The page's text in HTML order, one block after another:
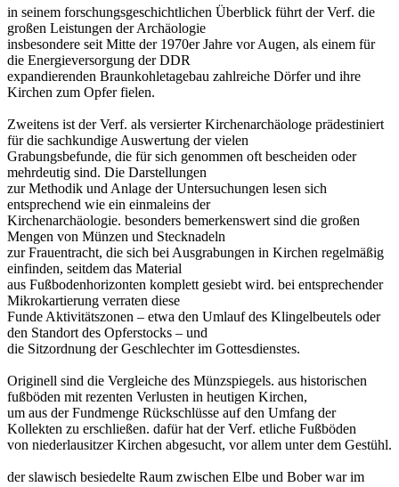
in seinem forschungsgeschichtlichen Überblick führt der Verf. die
großen Leistungen der Archäologie
insbesondere seit Mitte der 1970er Jahre vor Augen, als einem für
die Energieversorgung der DDR
expandierenden Braunkohletagebau zahlreiche Dörfer und ihre
Kirchen zum Opfer fielen.
Zweitens ist der Verf. als versierter Kirchenarchäologe prädestiniert
für die sachkundige Auswertung der vielen
Grabungsbefunde, die für sich genommen oft bescheiden oder
mehrdeutig sind. Die Darstellungen
zur Methodik und Anlage der Untersuchungen lesen sich
entsprechend wie ein einmaleins der
Kirchenarchäologie. besonders bemerkenswert sind die großen
Mengen von Münzen und Stecknadeln
zur Frauentracht, die sich bei Ausgrabungen in Kirchen regelmäßig
einfinden, seitdem das Material
aus Fußbodenhorizonten komplett gesiebt wird. bei entsprechender
Mikrokartierung verraten diese
Funde Aktivitätszonen – etwa den Umlauf des Klingelbeutels oder
den Standort des Opferstocks – und
die Sitzordnung der Geschlechter im Gottesdienstes.
Originell sind die Vergleiche des Münzspiegels. aus historischen
fußböden mit rezenten Verlusten in heutigen Kirchen,
um aus der Fundmenge Rückschlüsse auf den Umfang der
Kollekten zu erschließen. dafür hat der Verf. etliche Fußböden
von niederlausitzer Kirchen abgesucht, vor allem unter dem Gestühl.
der slawisch besiedelte Raum zwischen Elbe und Bober war im